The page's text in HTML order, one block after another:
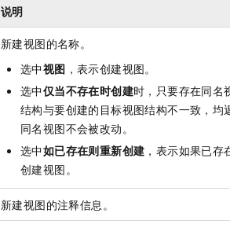
说明
新建视图的名称。
选中视图 ，表示创建视图。
选中仅当不存在时创建时，只要存在同名
结构与要创建的目标视图结构不一致，均
同名视图不会被改动。
选中如已存在则重新创建 ，表示如果已
创建视图。
新建视图的注释信息。